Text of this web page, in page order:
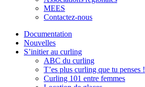
MEES
Contactez-nous
Documentation
Nouvelles
S’initier au curling
ABC du curling
T’es plus curling que tu penses !
Curling 101 entre femmes